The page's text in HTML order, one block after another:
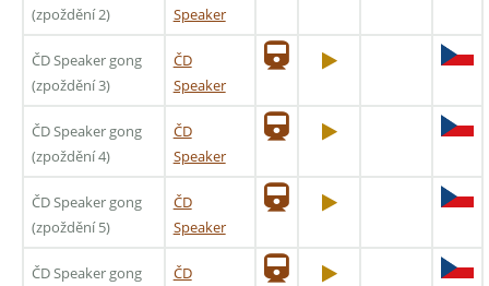
(zpoždění 2)
Speaker
ČD Speaker gong
(zpoždění 3)
ČD
Speaker
ČD Speaker gong
(zpoždění 4)
ČD
Speaker
ČD Speaker gong
(zpoždění 5)
ČD
Speaker
ČD Speaker gong
ČD